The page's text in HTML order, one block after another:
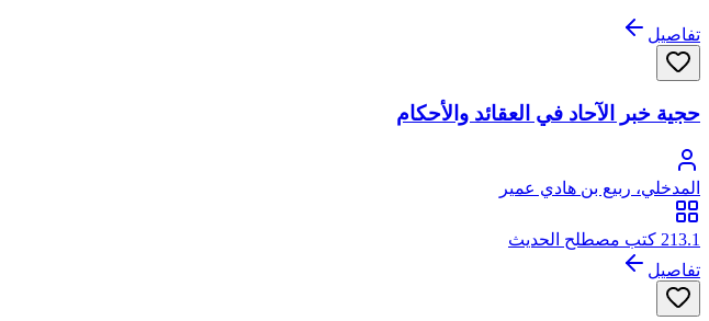
تفاصيل
حجية خبر الآحاد في العقائد والأحكام
المدخلي، ربيع بن هادي عمير
213.1 كتب مصطلح الحديث
تفاصيل